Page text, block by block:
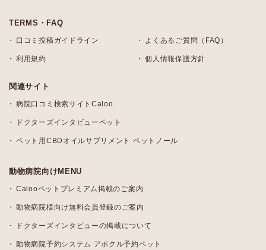
TERMS・FAQ
口コミ投稿ガイドライン よくあるご質問（FAQ）
利用規約 個人情報保護方針
関連サイト
病院口コミ検索サイトCaloo
ドクターズインタビューペット
ペット用CBDオイルサプリメント ペットノール
動物病院向けMENU
Calooペットプレミアム掲載のご案内
動物病院様向け無料会員登録のご案内
ドクターズインタビューの掲載について
動物病院予約システム アポクル予約ペット